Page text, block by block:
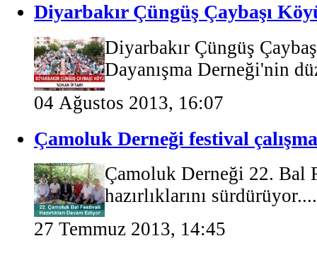
Diyarbakır Çüngüş Çaybaşı
Diyarbakır Çüngüş
Dayanışma Derneği'nin
04 Ağustos 2013, 16:07
Çamoluk Derneği festival
Çamoluk Derneği 22. Bal
hazırlıklarını sürdürüyor....
27 Temmuz 2013, 14:45